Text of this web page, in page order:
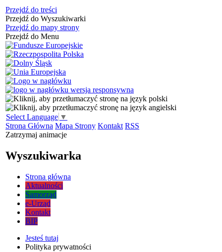
Przejdź do treści
Przejdź do Wyszukiwarki
Przejdź do mapy strony
Przejdź do Menu
Select Language ▼
Strona Główna Mapa Strony Kontakt RSS
Zatrzymaj animacje
Wyszukiwarka
Strona główna
Aktualności
Samorząd
e-Urząd
Kontakt
BIP
Jesteś tutaj
Polityka prywatności